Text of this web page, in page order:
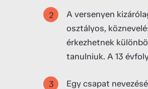
A versenyen
osztályos,
érkezhetnek
tanulniuk. A 13
Egy csapat